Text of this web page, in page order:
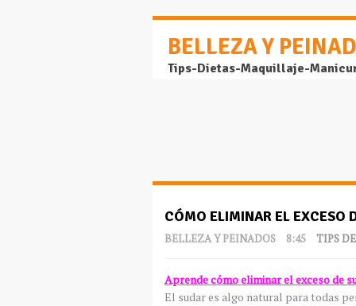
BELLEZA Y
Tips-Dietas-Maquillaje-
CÓMO ELIMINAR EL EXCESO
BELLEZA Y PEINADOS 8:45 TIPS
Aprende cómo eliminar el exceso de
El sudar es algo natural para todas